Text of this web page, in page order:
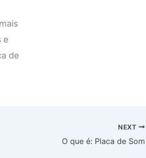
e
de
NEXT
O que é: Placa de Som